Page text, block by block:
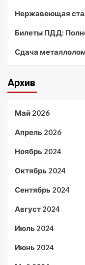
Нержавеющая
Билеты ПДД:
Сдача
Архив
Май 2026
Апрель 2026
Ноябрь 2024
Октябрь 2024
Сентябрь 2024
Август 2024
Июль 2024
Июнь 2024